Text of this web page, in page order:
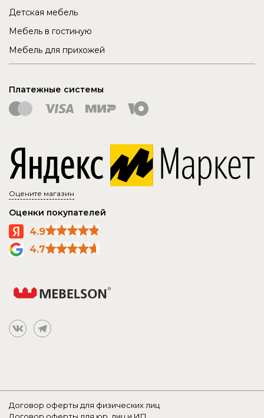
Детская мебель
Мебель в гостиную
Мебель для прихожей
Платежные системы
Оцените магазин
Оценки покупателей
4.9
4.7
Договор оферты для физических лиц